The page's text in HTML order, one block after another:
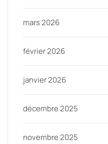
mars 2026
février 2026
janvier 2026
décembre 2025
novembre 2025